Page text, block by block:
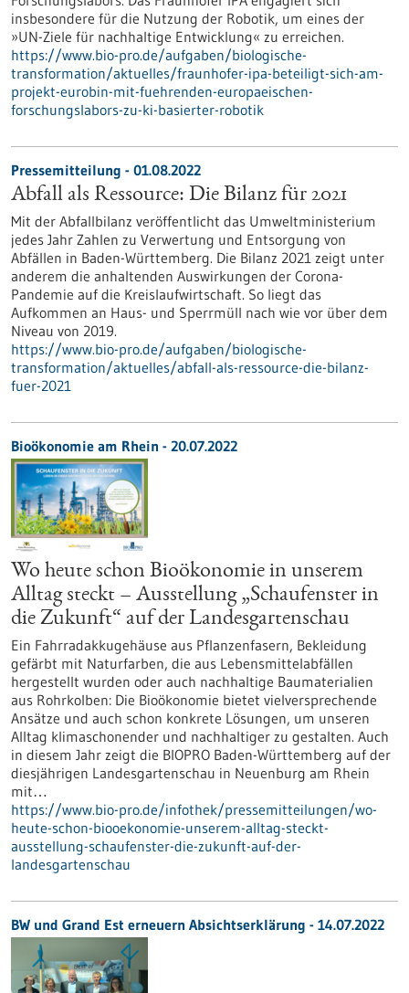
insbesondere für die Nutzung der Robotik, um eines der
»UN-Ziele für nachhaltige Entwicklung« zu erreichen.
https://www.bio-pro.de/aufgaben/biologische-
transformation/aktuelles/fraunhofer-ipa-beteiligt-sich-am-
projekt-eurobin-mit-fuehrenden-europaeischen-
forschungslabors-zu-ki-basierter-robotik
Pressemitteilung - 01.08.2022
Abfall als Ressource: Die Bilanz für 2021
Mit der Abfallbilanz veröffentlicht das Umweltministerium
jedes Jahr Zahlen zu Verwertung und Entsorgung von
Abfällen in Baden-Württemberg. Die Bilanz 2021 zeigt unter
anderem die anhaltenden Auswirkungen der Corona-
Pandemie auf die Kreislaufwirtschaft. So liegt das
Aufkommen an Haus- und Sperrmüll nach wie vor über dem
Niveau von 2019.
https://www.bio-pro.de/aufgaben/biologische-
transformation/aktuelles/abfall-als-ressource-die-bilanz-
fuer-2021
Bioökonomie am Rhein - 20.07.2022
Wo heute schon Bioökonomie in unserem
Alltag steckt – Ausstellung „Schaufenster in
die Zukunft“ auf der Landesgartenschau
Ein Fahrradakkugehäuse aus Pflanzenfasern, Bekleidung
gefärbt mit Naturfarben, die aus Lebensmittelabfällen
hergestellt wurden oder auch nachhaltige Baumaterialien
aus Rohrkolben: Die Bioökonomie bietet vielversprechende
Ansätze und auch schon konkrete Lösungen, um unseren
Alltag klimaschonender und nachhaltiger zu gestalten. Auch
in diesem Jahr zeigt die BIOPRO Baden-Württemberg auf der
diesjährigen Landesgartenschau in Neuenburg am Rhein
mit…
https://www.bio-pro.de/infothek/pressemitteilungen/wo-
heute-schon-biooekonomie-unserem-alltag-steckt-
ausstellung-schaufenster-die-zukunft-auf-der-
landesgartenschau
BW und Grand Est erneuern Absichtserklärung - 14.07.2022